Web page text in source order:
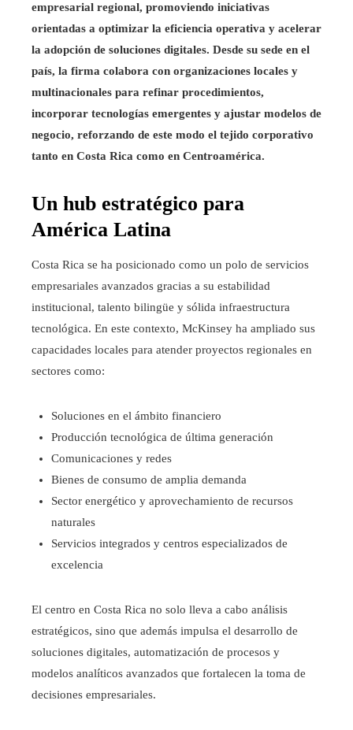
empresarial regional, promoviendo iniciativas
orientadas a optimizar la eficiencia operativa y acelerar
la adopción de soluciones digitales. Desde su sede en el
país, la firma colabora con organizaciones locales y
multinacionales para refinar procedimientos,
incorporar tecnologías emergentes y ajustar modelos de
negocio, reforzando de este modo el tejido corporativo
tanto en Costa Rica como en Centroamérica.
Un hub estratégico para
América Latina
Costa Rica se ha posicionado como un polo de servicios
empresariales avanzados gracias a su estabilidad
institucional, talento bilingüe y sólida infraestructura
tecnológica. En este contexto, McKinsey ha ampliado sus
capacidades locales para atender proyectos regionales en
sectores como:
Soluciones en el ámbito financiero
Producción tecnológica de última generación
Comunicaciones y redes
Bienes de consumo de amplia demanda
Sector energético y aprovechamiento de recursos
naturales
Servicios integrados y centros especializados de
excelencia
El centro en Costa Rica no solo lleva a cabo análisis
estratégicos, sino que además impulsa el desarrollo de
soluciones digitales, automatización de procesos y
modelos analíticos avanzados que fortalecen la toma de
decisiones empresariales.